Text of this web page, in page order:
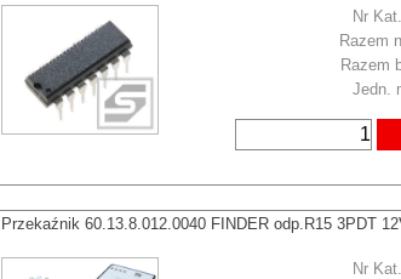
Nr Kat.
Razem
Razem
Jedn.
Przekaźnik 60.13.8.012.0040 FINDER odp.R15 3PDT
Nr Kat.